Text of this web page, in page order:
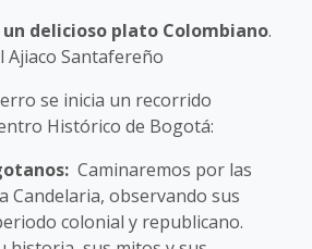
delicioso plato Colombiano.
Ajiaco Santafereño
se inicia un recorrido
Histórico de Bogotá:
Caminaremos por las
Candelaria, observando sus
colonial y republicano.